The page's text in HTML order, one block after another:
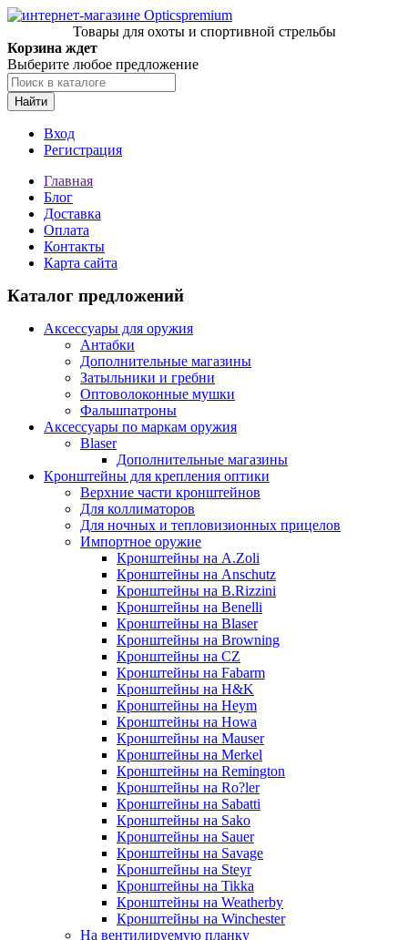
Товары для охоты и спортивной стрельбы
Корзина ждет
Выберите любое предложение
Найти
Вход
Регистрация
Главная
Блог
Доставка
Оплата
Контакты
Карта сайта
Каталог предложений
Аксессуары для оружия
Антабки
Дополнительные магазины
Затыльники и гребни
Оптоволоконные мушки
Фальшпатроны
Аксессуары по маркам оружия
Blaser
Дополнительные магазины
Кронштейны для крепления оптики
Верхние части кронштейнов
Для коллиматоров
Для ночных и тепловизионных прицелов
Импортное оружие
Кронштейны на A.Zoli
Кронштейны на Anschutz
Кронштейны на B.Rizzini
Кронштейны на Benelli
Кронштейны на Blaser
Кронштейны на Browning
Кронштейны на CZ
Кронштейны на Fabarm
Кронштейны на H&K
Кронштейны на Heym
Кронштейны на Howa
Кронштейны на Mauser
Кронштейны на Merkel
Кронштейны на Remington
Кронштейны на Ro?ler
Кронштейны на Sabatti
Кронштейны на Sako
Кронштейны на Sauer
Кронштейны на Savage
Кронштейны на Steyr
Кронштейны на Tikka
Кронштейны на Weatherby
Кронштейны на Winchester
На вентилируемую планку